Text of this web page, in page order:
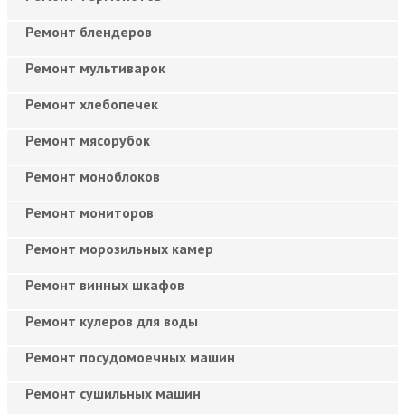
Ремонт блендеров
Ремонт мультиварок
Ремонт хлебопечек
Ремонт мясорубок
Ремонт моноблоков
Ремонт мониторов
Ремонт морозильных камер
Ремонт винных шкафов
Ремонт кулеров для воды
Ремонт посудомоечных машин
Ремонт сушильных машин